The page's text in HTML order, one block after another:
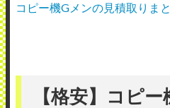
コピー機Gメンの見積取りま
【格安】コピ